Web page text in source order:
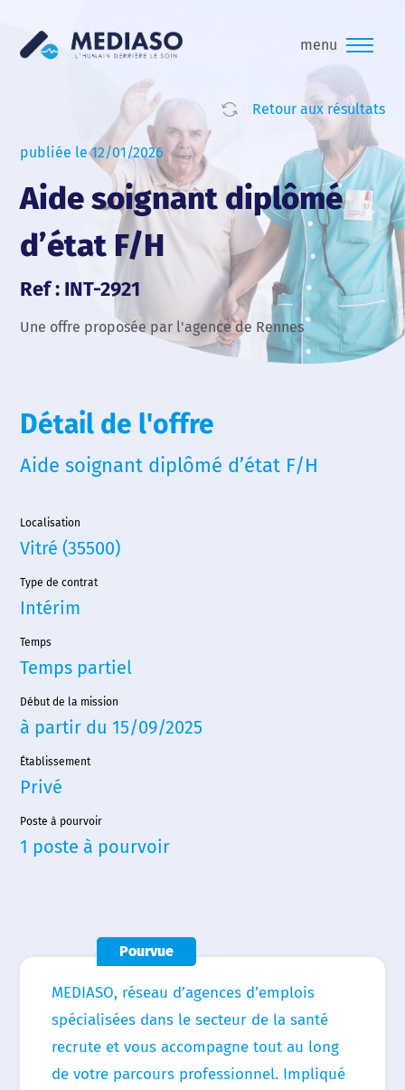
Accueil
Nous choisir
Nos agences
menu
Retour aux résultats
publiée le 12/01/2026
Aide soignant diplômé
d’état F/H
Ref : INT-2921
Une offre proposée par l'agence de Rennes
Détail de l'offre
Aide soignant diplômé d’état F/H
Localisation
Vitré (35500)
Type de contrat
Intérim
Temps
Temps partiel
Début de la mission
à partir du 15/09/2025
Établissement
Privé
Poste à pourvoir
1 poste à pourvoir
Pourvue
MEDIASO, réseau d’agences d’emplois
spécialisées dans le secteur de la santé
recrute et vous accompagne tout au long
de votre parcours professionnel. Impliqué